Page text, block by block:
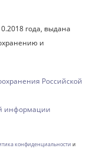
года, выдана
и
Российской
информации
конфиденциальности и